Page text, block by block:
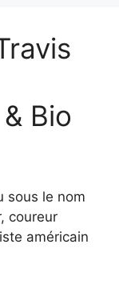
Bio
sous le nom
coureur
américain